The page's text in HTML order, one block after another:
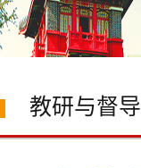
教研与督导